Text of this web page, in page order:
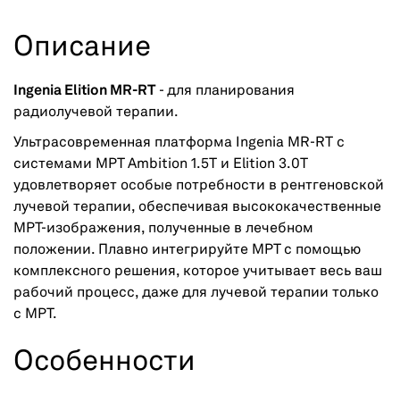
Описание
Ingenia Elition MR-RT - для планирования
радиолучевой терапии.
Ультрасовременная платформа Ingenia MR-RT с
системами МРТ Ambition 1.5T и Elition 3.0T
удовлетворяет особые потребности в рентгеновской
лучевой терапии, обеспечивая высококачественные
МРТ-изображения, полученные в лечебном
положении. Плавно интегрируйте МРТ с помощью
комплексного решения, которое учитывает весь ваш
рабочий процесс, даже для лучевой терапии только
с МРТ.
Особенности